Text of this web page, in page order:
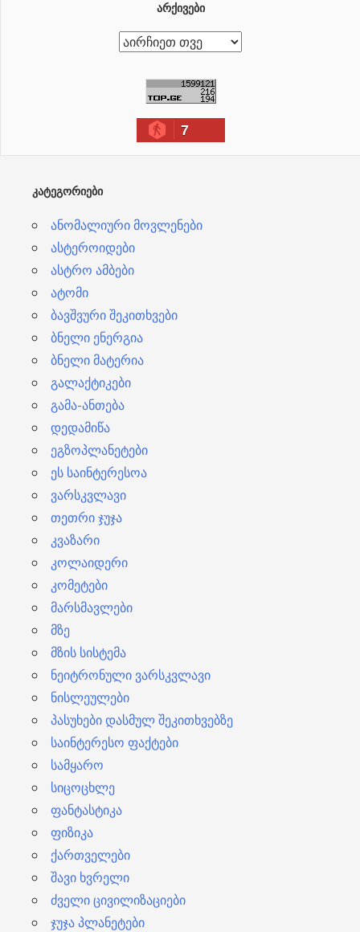
ᲐᲠᲥᲘᲕᲔᲑᲘ
ა
7
ᲙᲐᲢᲔᲒᲝᲠᲘᲔᲑᲘ
ანომალიური მოვლენები
ასტეროიდები
ასტრო ამბები
ატომი
ბავშვური შეკითხვები
ბნელი ენერგია
ბნელი მატერია
გალაქტიკები
გამა-ანთება
დედამიწა
ეგზოპლანეტები
ეს საინტერესოა
ვარსკვლავი
თეთრი ჯუჯა
კვაზარი
კოლაიდერი
კომეტები
მარსმავლები
მზე
მზის სისტემა
ნეიტრონული ვარსკვლავი
ნისლეულები
პასუხები დასმულ შეკითხვებზე
საინტერესო ფაქტები
სამყარო
სიცოცხლე
ფანტასტიკა
ფიზიკა
ქართველები
შავი ხვრელი
ძველი ცივილიზაციები
ჯუჯა პლანეტები